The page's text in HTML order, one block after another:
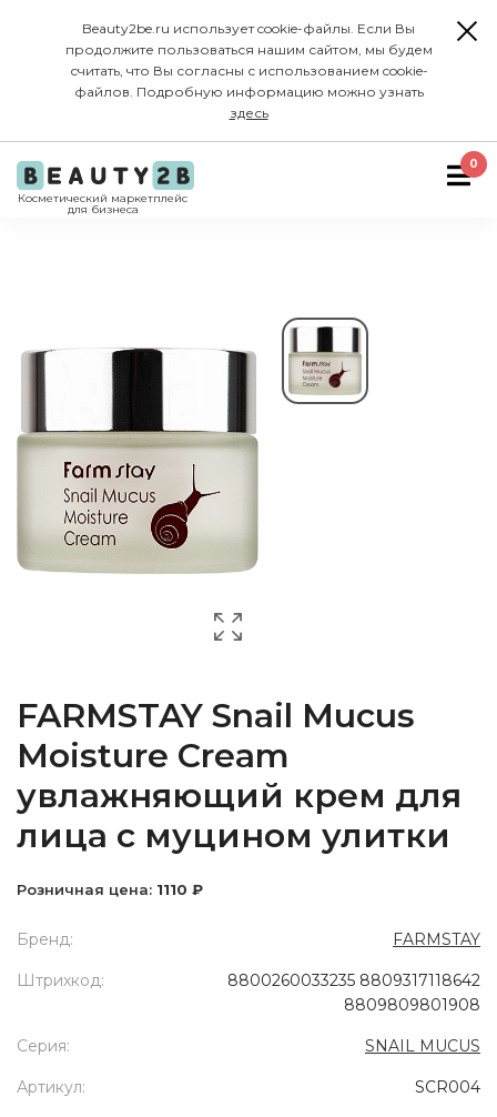
Beauty2be.ru использует cookie-файлы. Если Вы
продолжите пользоваться нашим сайтом, мы будем
считать, что Вы согласны с использованием cookie-
файлов. Подробную информацию можно узнать
здесь
Косметический маркетплейс
для бизнеса
0
FARMSTAY Snail Mucus
Moisture Cream
увлажняющий крем для
лица с муцином улитки
Розничная цена: 1110 ₽
Бренд: FARMSTAY
Штрихкод:
8800260033235 8809317118642
8809809801908
Серия: SNAIL MUCUS
Артикул: SCR004